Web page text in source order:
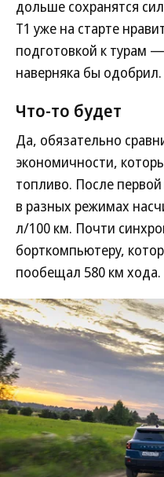
дольше сохранятся
Т1 уже на старте
подготовкой к турам
наверняка бы одобрил.
Что-то будет
Да, обязательно
экономичности,
топливо. После
в разных режимах
л/100 км. Почти
борткомпьютеру,
пообещал 580 км хода.